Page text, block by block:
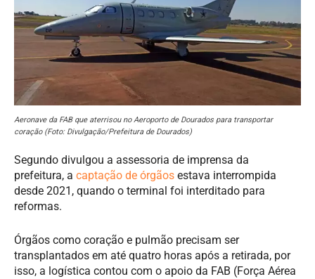
Aeronave da FAB que aterrisou no Aeroporto de Dourados para transportar
coração (Foto: Divulgação/Prefeitura de Dourados)
Segundo divulgou a assessoria de imprensa da
prefeitura, a captação de órgãos estava interrompida
desde 2021, quando o terminal foi interditado para
reformas.
Órgãos como coração e pulmão precisam ser
transplantados em até quatro horas após a retirada, por
isso, a logística contou com o apoio da FAB (Força Aérea